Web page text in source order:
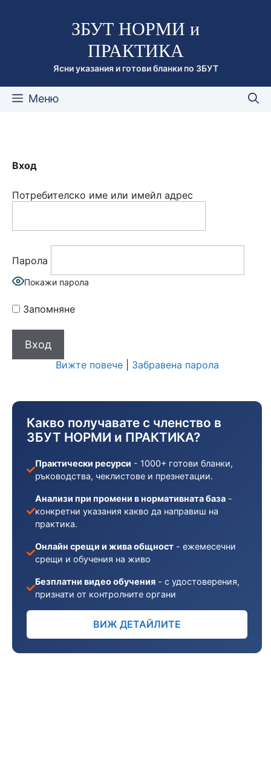
съдържаниетоЗБУТ НОРМИ и
ПРАКТИКА
Ясни указания и готови бланки по ЗБУТ
Меню
Вход
Потребителско име или имейл адрес
Парола
Покажи парола
Запомняне
Вижте повече| Забравена парола
Какво получавате с членство в
ЗБУТ НОРМИ и ПРАКТИКА?
Практически ресурси - 1000+ готови бланки,
ръководства, чеклистове и презнетации.
Анализи при промени в нормативната база -
конкретни указания какво да направиш на
практика.
Онлайн срещи и жива общност - ежемесечни
срещи и обучения на живо
Безплатни видео обучения - с удостоверения,
признати от контролните органи
ВИЖ ДЕТАЙЛИТЕ